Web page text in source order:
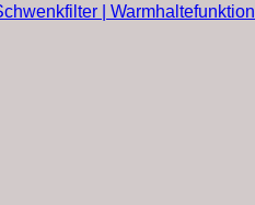
| Warmhaltefunktion